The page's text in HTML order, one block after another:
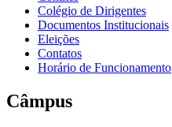
Colégio de Dirigentes
Documentos Institucionais
Eleições
Contatos
Horário de Funcionamento
Câmpus